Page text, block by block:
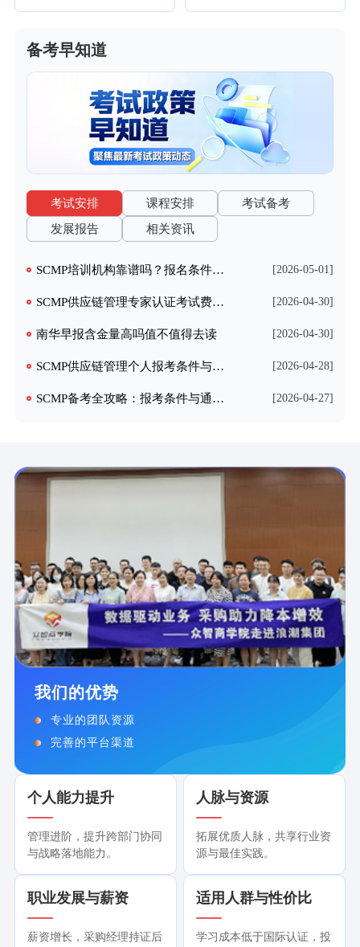
备考早知道
考试安排 课程安排
考试备考
发展报告
相关资讯
SCMP培训机构靠谱吗？报名条件与费用解析 [2026-05-01]
SCMP供应链管理专家认证考试费用详解，2026年最新预算指南 [2026-04-30]
南华早报含金量高吗值不值得去读 [2026-04-30]
SCMP供应链管理个人报考条件与全流程指南 [2026-04-28]
SCMP备考全攻略：报考条件与通关策略深度解析 [2026-04-27]
我们的优势
专业的团队资源
完善的平台渠道
个人能力提升
管理进阶，提升跨部门协同
与战略落地能力。
人脉与资源
拓展优质人脉，共享行业资
源与最佳实践。
职业发展与薪资
薪资增长，采购经理持证后
适用人群与性价比
学习成本低于国际认证，投